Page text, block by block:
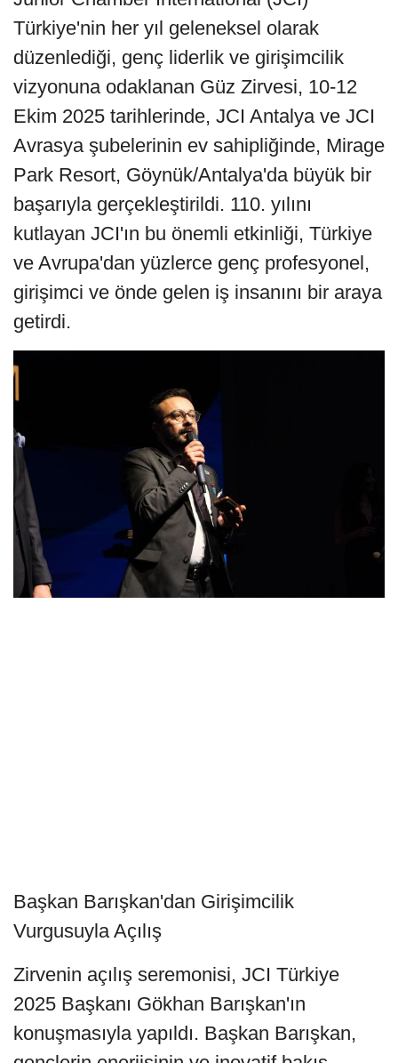
Türkiye'nin her yıl geleneksel olarak
düzenlediği, genç liderlik ve girişimcilik
vizyonuna odaklanan Güz Zirvesi, 10-12
Ekim 2025 tarihlerinde, JCI Antalya ve JCI
Avrasya şubelerinin ev sahipliğinde, Mirage
Park Resort, Göynük/Antalya'da büyük bir
başarıyla gerçekleştirildi. 110. yılını
kutlayan JCI'ın bu önemli etkinliği, Türkiye
ve Avrupa'dan yüzlerce genç profesyonel,
girişimci ve önde gelen iş insanını bir araya
getirdi.
Başkan Barışkan'dan Girişimcilik
Vurgusuyla Açılış
Zirvenin açılış seremonisi, JCI Türkiye
2025 Başkanı Gökhan Barışkan'ın
konuşmasıyla yapıldı. Başkan Barışkan,